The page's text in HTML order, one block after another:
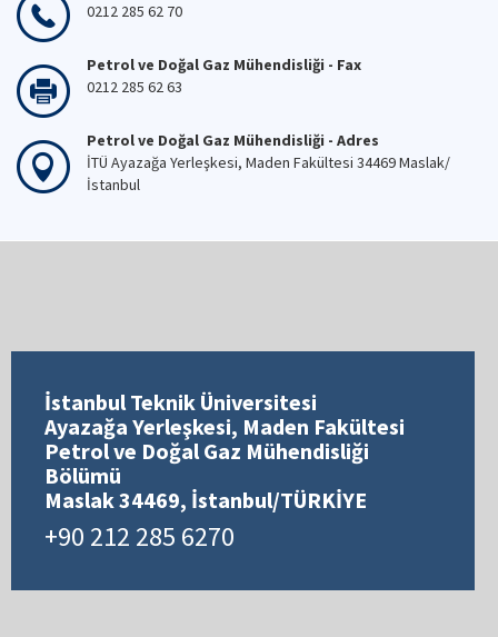
0212 285 62 70
Petrol ve Doğal Gaz Mühendisliği - Fax
0212 285 62 63
Petrol ve Doğal Gaz Mühendisliği - Adres
İTÜ Ayazağa Yerleşkesi, Maden Fakültesi 34469 Maslak/
İstanbul
İstanbul Teknik Üniversitesi
Ayazağa Yerleşkesi, Maden Fakültesi
Petrol ve Doğal Gaz Mühendisliği
Bölümü
Maslak 34469, İstanbul/TÜRKİYE
+90 212 285 6270